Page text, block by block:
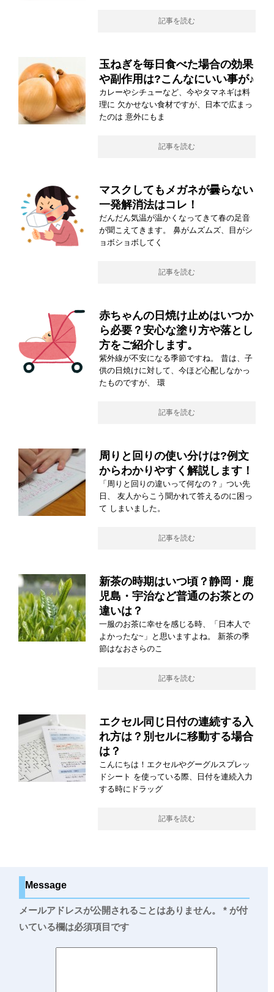
記事を読む
玉ねぎを毎日食べた場合の効果
や副作用は?こんなにいい事が♪
カレーやシチューなど、今やタマネギは料
理に 欠かせない食材ですが、日本で広まっ
たのは 意外にもま
記事を読む
マスクしてもメガネが曇らない
一発解消法はコレ！
だんだん気温が温かくなってきて春の足音
が聞こえてきます。 鼻がムズムズ、目がシ
ョボショボしてく
記事を読む
赤ちゃんの日焼け止めはいつか
ら必要？安心な塗り方や落とし
方をご紹介します。
紫外線が不安になる季節ですね。 昔は、子
供の日焼けに対して、今ほど心配しなかっ
たものですが、 環
記事を読む
周りと回りの使い分けは?例文
からわかりやすく解説します！
「周りと回りの違いって何なの？」つい先
日、 友人からこう聞かれて答えるのに困っ
て しまいました。
記事を読む
新茶の時期はいつ頃？静岡・鹿
児島・宇治など普通のお茶との
違いは？
一服のお茶に幸せを感じる時、「日本人で
よかったな~」と思いますよね。 新茶の季
節はなおさらのこ
記事を読む
エクセル同じ日付の連続する入
れ方は？別セルに移動する場合
は？
こんにちは！エクセルやグーグルスプレッ
ドシート を使っている際、日付を連続入力
する時にドラッグ
記事を読む
Message
メールアドレスが公開されることはありません。 * が付
いている欄は必須項目です